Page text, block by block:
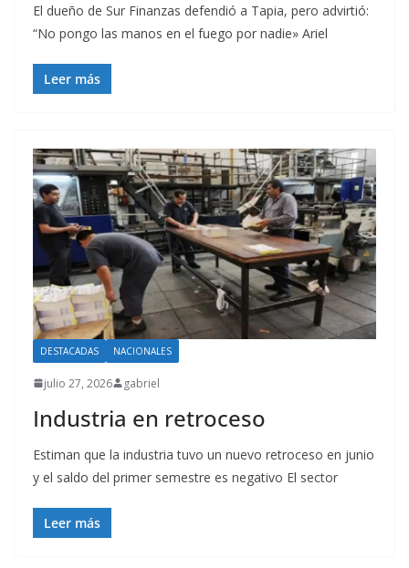
El dueño de Sur Finanzas defendió a Tapia, pero advirtió:
“No pongo las manos en el fuego por nadie» Ariel
Leer más
DESTACADAS NACIONALES
julio 27, 2026 gabriel
Industria en retroceso
Estiman que la industria tuvo un nuevo retroceso en junio
y el saldo del primer semestre es negativo El sector
Leer más